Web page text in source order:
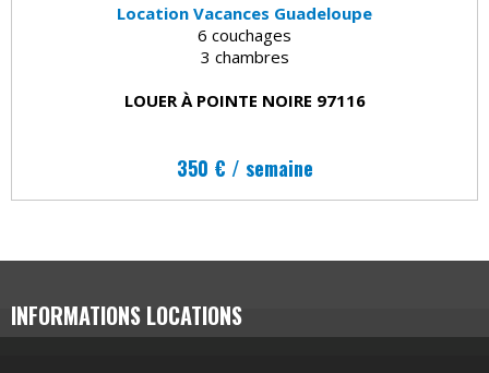
Location Vacances Guadeloupe
6 couchages
3 chambres
LOUER À POINTE NOIRE 97116
350 € / semaine
INFORMATIONS LOCATIONS